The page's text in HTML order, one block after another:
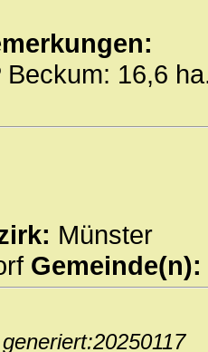
Beckum: 16,6
Münster
Gemeinde(n):